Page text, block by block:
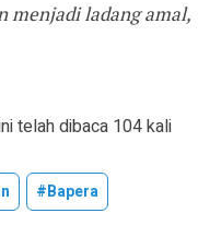
menjadi ladang amal,
telah dibaca 104 kali
#bapera